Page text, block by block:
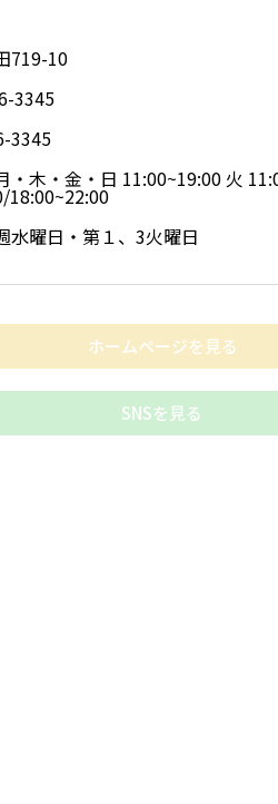
719-10
3345
3345
・木・金・日 11:00~19:00 火
18:00~22:00
水曜日・第１、3火曜日
ホームページを見る
SNSを見る